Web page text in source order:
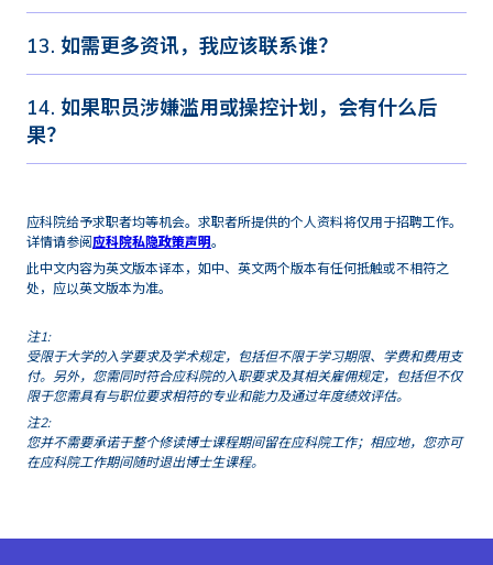
13. 如需更多资讯，我应该联系谁？
14. 如果职员涉嫌滥用或操控计划，会有什么后
果？
应科院给予求职者均等机会。求职者所提供的个人资料将仅用于招聘工作。
详情请参阅应科院私隐政策声明。
此中文内容为英文版本译本，如中、英文两个版本有任何抵触或不相符之
处，应以英文版本为准。
注1:
受限于大学的入学要求及学术规定，包括但不限于学习期限、学费和费用支
付。另外，您需同时符合应科院的入职要求及其相关雇佣规定，包括但不仅
限于您需具有与职位要求相符的专业和能力及通过年度绩效评估。
注2:
您并不需要承诺于整个修读博士课程期间留在应科院工作；相应地，您亦可
在应科院工作期间随时退出博士生课程。